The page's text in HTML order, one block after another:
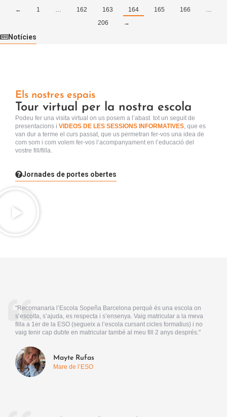
← 1 … 162 163 164 165 166
…
206
→
Notícies
Els nostres espais
Tour virtual per la nostra escola
Podeu fer una visita virtual on us posem a l’abast tot un seguit de
presentacions i VIDEOS DE LES SESSIONS INFORMATIVES, que es
van dur a terme el curs passat, que us permetran fer-vos una idea de
com som i com volem fer-vos l’acompanyament en l’educació del
vostre fill/filla.
Jornades de portes obertes
"Recomanaria l’Escola Sopeña Barcelona perquè és una escola on
s’escolta, s’ajuda, es respecta i s’ensenya. Vaig matricular a la meva
filla a 1er de la ESO (segueix a l’escola cursant cicles formatius) i no
vaig tenir cap dubte en matricular també al meu fill 2 anys després."
Mayte Rufas
Mare de l’ESO